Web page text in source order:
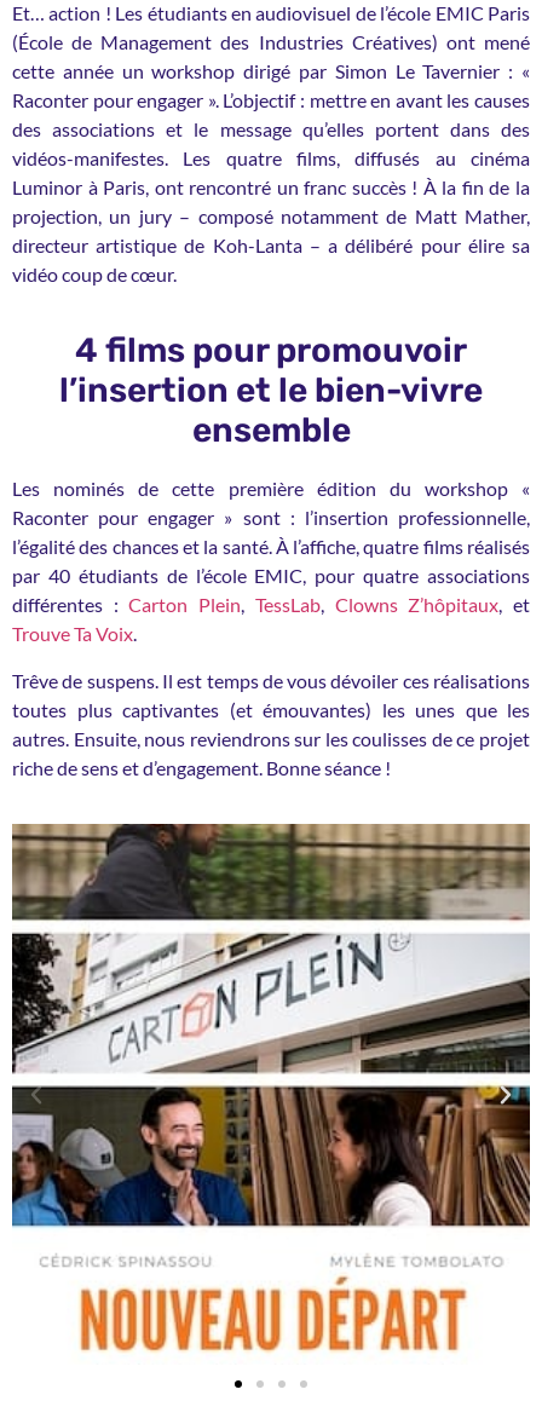
Et… action ! Les étudiants en audiovisuel de l’école EMIC Paris
(École de Management des Industries Créatives) ont mené
cette année un workshop dirigé par Simon Le Tavernier : «
Raconter pour engager ». L’objectif : mettre en avant les causes
des associations et le message qu’elles portent dans des
vidéos-manifestes. Les quatre films, diffusés au cinéma
Luminor à Paris, ont rencontré un franc succès ! À la fin de la
projection, un jury – composé notamment de Matt Mather,
directeur artistique de Koh-Lanta – a délibéré pour élire sa
vidéo coup de cœur.
4 films pour promouvoir
l’insertion et le bien-vivre
ensemble
Les nominés de cette première édition du workshop «
Raconter pour engager » sont : l’insertion professionnelle,
l’égalité des chances et la santé. À l’affiche, quatre films réalisés
par 40 étudiants de l’école EMIC, pour quatre associations
différentes :Carton Plein, TessLab, Clowns Z’hôpitaux, et
Trouve Ta Voix.
Trêve de suspens. Il est temps de vous dévoiler ces réalisations
toutes plus captivantes (et émouvantes) les unes que les
autres. Ensuite, nous reviendrons sur les coulisses de ce projet
riche de sens et d’engagement. Bonne séance !